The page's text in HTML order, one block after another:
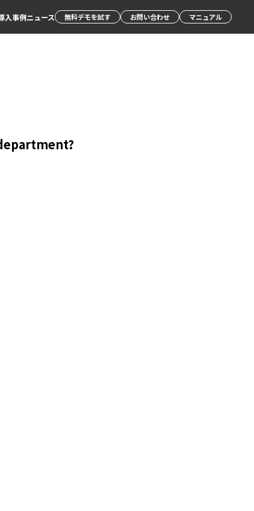
入事例ニュース 無料デモを試す お問い合わせ マニュアル